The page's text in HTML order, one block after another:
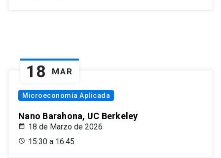
18 MAR
Microeconomía Aplicada
Nano Barahona, UC Berkeley
18 de Marzo de 2026
15:30 a 16:45